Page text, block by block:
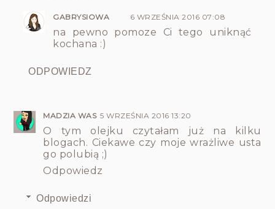
GABRYSIOWA 6 WRZEŚNIA 2016 07:08
na pewno pomoze Ci tego uniknąć
kochana :)
ODPOWIEDZ
MADZIA WAS 5 WRZEŚNIA 2016 13:20
O tym olejku czytałam już na kilku
blogach. Ciekawe czy moje wrażliwe usta
go polubią ;)
Odpowiedz
Odpowiedzi